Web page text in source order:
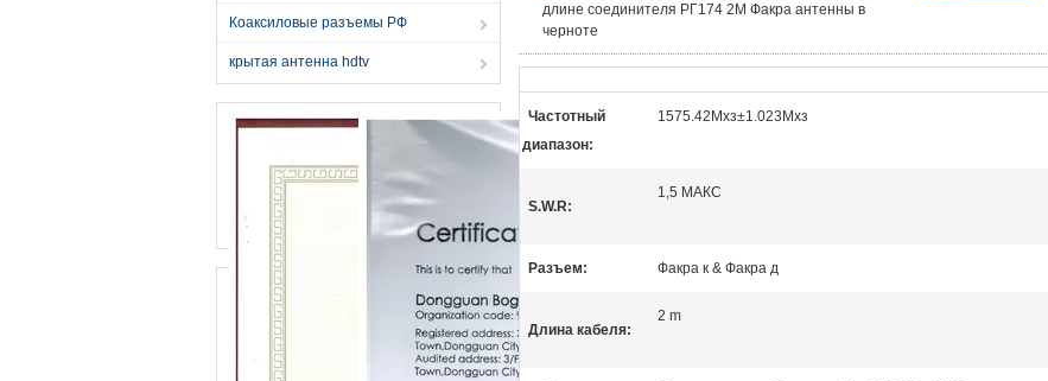
Коаксиловые разъемы РФ
крытая антенна hdtv
длине соединителя РГ174 2М Факра антенны в
черноте
Частотный
диапазон:
1575.42Мхз±1.023Мхз
S.W.R:
1,5 МАКС
Разъем: Факра к & Факра д
Длина кабеля:
2 m